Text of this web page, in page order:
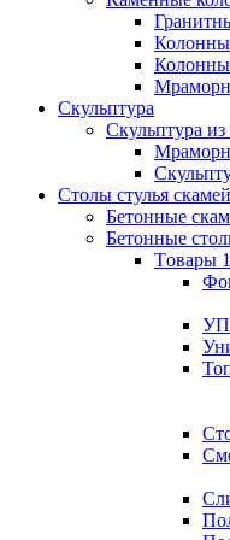
Колонны
Колонны
Скульптура
Скульптура
Столы стулья
Бетонные
Бетонные
Tовары